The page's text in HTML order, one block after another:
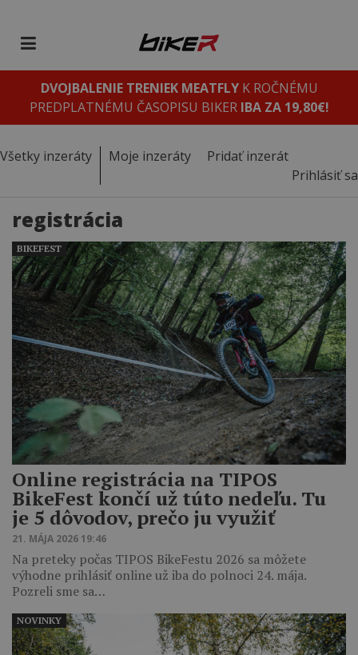
DVOJBALENIE TRENIEK MEATFLYK ROČNÉMU
PREDPLATNÉMU ČASOPISU BIKER IBA ZA 19,80€!
Všetky inzeráty Moje inzeráty
Pridať inzerát
Prihlásiť sa
registrácia
Online registrácia na TIPOS
BikeFest končí už túto nedeľu. Tu
je 5 dôvodov, prečo ju využiť
21. MÁJA 2026 19:46
Na preteky počas TIPOS BikeFestu 2026 sa môžete
výhodne prihlásiť online už iba do polnoci 24. mája.
Pozreli sme sa…
BIKEFEST
NOVINKY